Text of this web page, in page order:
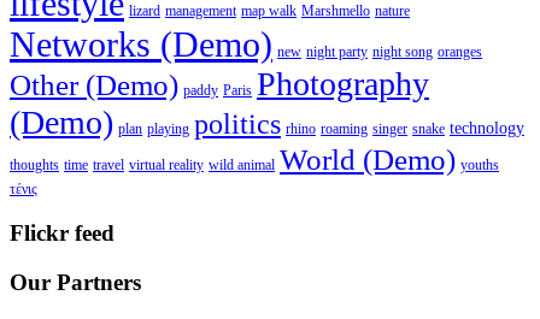
lizard management map walk Marshmello nature
Networks (Demo) new night party night song oranges
Other (Demo) paddy Paris Photography
(Demo) plan playing politics rhino roaming singer snake technology
thoughts time travel virtual reality wild animal World (Demo) youths
τένις
Flickr feed
Our Partners